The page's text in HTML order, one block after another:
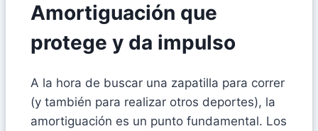
Amortiguación que
protege y da impulso
A la hora de buscar una zapatilla para correr
(y también para realizar otros deportes), la
amortiguación es un punto fundamental. Los